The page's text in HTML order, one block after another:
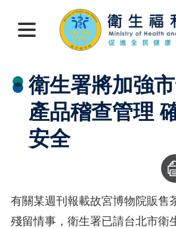
衛生署將加強
產品稽查管理
安全
有關某週刊報載故宮博物院販售
殘留情事，衛生署已請台北市衛